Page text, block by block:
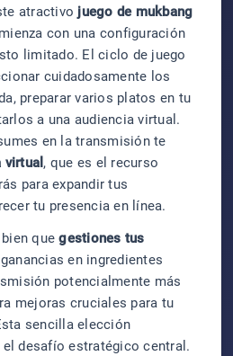
atractivo juego de mukbang
con una configuración
limitado. El ciclo de juego
cuidadosamente los
preparar varios platos en tu
a una audiencia virtual.
en la transmisión te
virtual , que es el recurso
para expandir tus
tu presencia en línea.
bien quegestiones tus
en ingredientes
potencialmente más
mejoras cruciales para tu
sencilla elección
desafío estratégico central.